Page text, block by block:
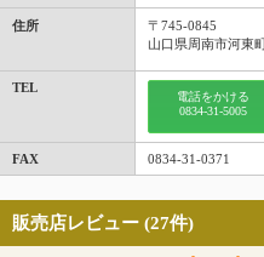
住所
〒745-0845
山口県周南市河東
TEL
電話をかける
0834-31-5005
FAX 0834-31-0371
販売店レビュー (27件)